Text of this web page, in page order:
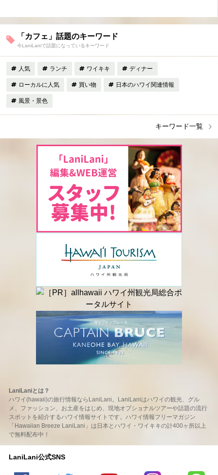
「カフェ」話題のキーワード
今LaniLaniで話題になっているキーワード
人気 ランチ ワイキキ ディナー
ローカルに人気 買い物 日本のハワイ関連情報
風景・景色
キーワード一覧
LaniLaniとは？
ハワイ(hawaii)の旅行情報ならLaniLani。LaniLaniはハワイの観光、グル
メ、ファッション、お土産をはじめ、現地オプショナルツアーや話題の流行
スポットを紹介するハワイ情報サイトです。ハワイ情報フリーマガジン
「Hawaiian Breeze LaniLani」は日本とハワイ・ワイキキの計400ヶ所以上
で無料配布中！
LaniLani公式SNS